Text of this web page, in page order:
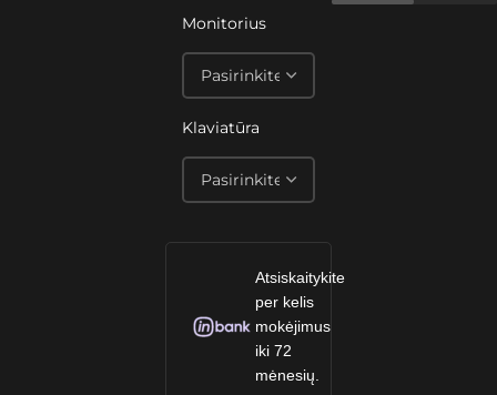
Monitorius
Klaviatūra
Atsiskaitykite
per kelis
mokėjimus
iki 72
mėnesių.